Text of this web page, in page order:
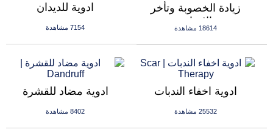
ادوية للديدان
7154 مشاهدة
زيادة الخصوبة وتأخر
الانجاب
18614 مشاهدة
ادوية مضاد للقشرة
8402 مشاهدة
ادوية اخفاء الندبات
25532 مشاهدة